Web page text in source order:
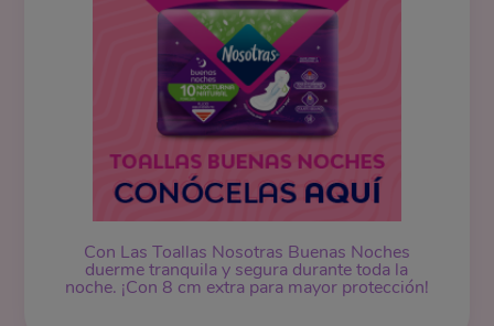
Con Las Toallas Nosotras Buenas Noches
duerme tranquila y segura durante toda la
noche. ¡Con 8 cm extra para mayor protección!